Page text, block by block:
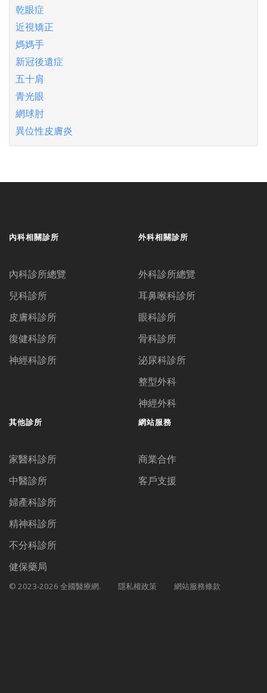
乾眼症
近視矯正
媽媽手
新冠後遺症
五十肩
青光眼
網球肘
異位性皮膚炎
內科相關診所
內科診所總覽
兒科診所
皮膚科診所
復健科診所
神經科診所
外科相關診所
外科診所總覽
耳鼻喉科診所
眼科診所
骨科診所
泌尿科診所
整型外科
神經外科
其他診所
家醫科診所
中醫診所
婦產科診所
精神科診所
不分科診所
健保藥局
網站服務
商業合作
客戶支援
© 2023-2026 全國醫療網. 隱私權政策 網站服務條款